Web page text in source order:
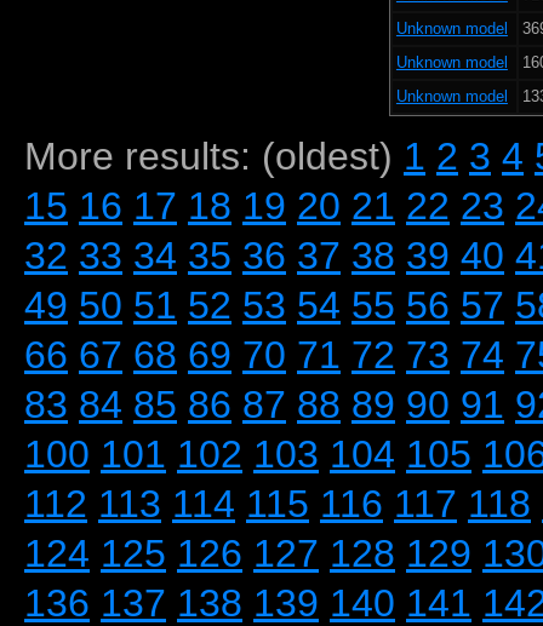
Unknown model
Unknown model
Unknown model
More results: (oldest) 1 2 3 4
15 16 17 18 19 20 21 22 23
32 33 34 35 36 37 38 39 40
49 50 51 52 53 54 55 56 57
66 67 68 69 70 71 72 73 74
83 84 85 86 87 88 89 90 91
100 101 102 103 104 105
112 113 114 115 116 117 118
124 125 126 127 128 129
136 137 138 139 140 141